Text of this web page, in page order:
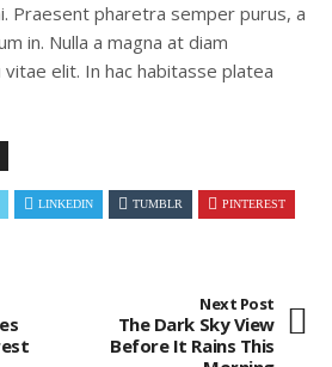
Praesent pharetra semper purus, a
in. Nulla a magna at diam
elit. In hac habitasse platea
LINKEDIN TUMBLR PINTEREST
Next Post
The Dark Sky View
Before It Rains This